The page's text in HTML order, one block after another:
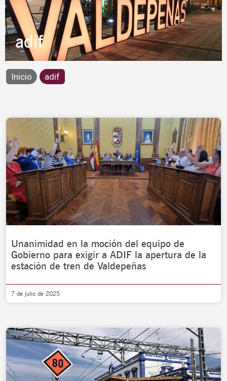
adif
Inicio adif
Unanimidad en la moción del equipo de
Gobierno para exigir a ADIF la apertura de la
estación de tren de Valdepeñas
7 de julio de 2025